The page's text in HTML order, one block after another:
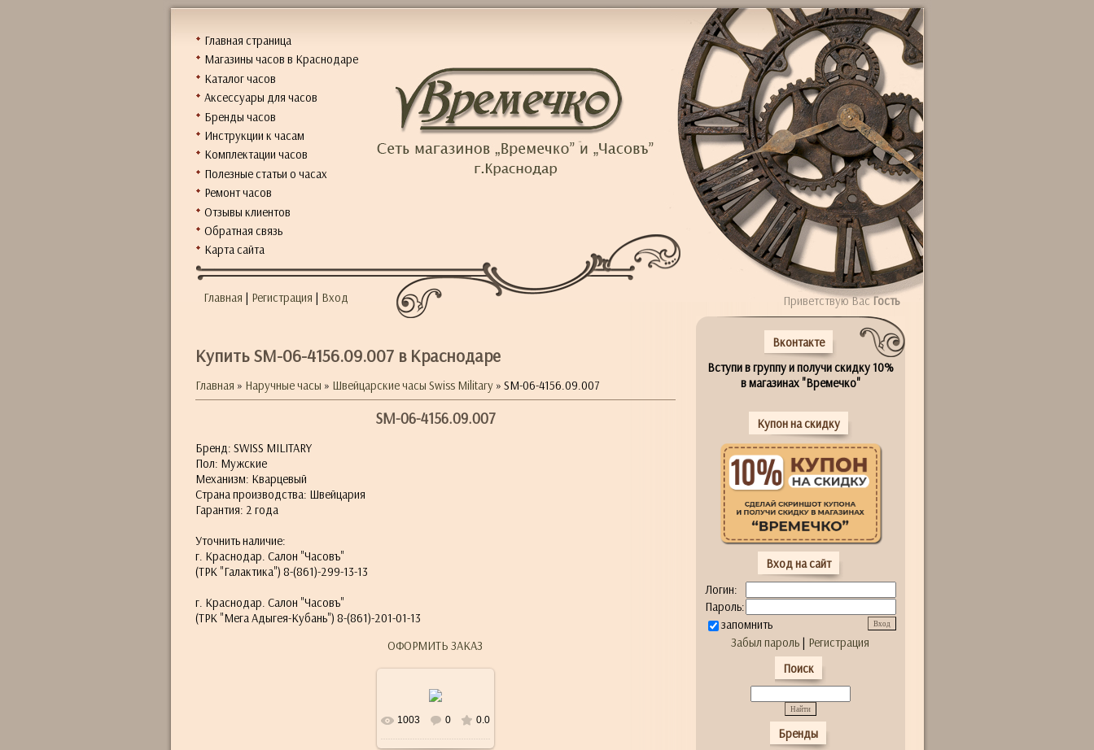
Главная страница
Магазины часов в Краснодаре
Каталог часов
Аксессуары для часов
Бренды часов
Инструкции к часам
Комплектации часов
Полезные статьи о часах
Ремонт часов
Отзывы клиентов
Обратная связь
Карта сайта
Главная | Регистрация | Вход
Купить SM-06-4156.09.007 в Краснодаре
Главная » Наручные часы » Швейцарские часы Swiss Military» SM-06-4156.09.007
SM-06-4156.09.007
Бренд: SWISS MILITARY
Пол: Мужские
Механизм: Кварцевый
Страна производства: Швейцария
Гарантия: 2 года
Уточнить наличие:
г. Краснодар. Салон "Часовъ"
(ТРК "Галактика") 8-(861)-299-13-13
г. Краснодар. Салон "Часовъ"
(ТРК "Мега Адыгея-Кубань") 8-(861)-201-01-13
ОФОРМИТЬ ЗАКАЗ
1003 0 0.0
Приветствую ВасГость
Вконтакте
Вступи в группу и получи скидку 10%
в магазинах "Времечко"
Купон на скидку
Вход на сайт
Логин:
Пароль:
запомнить
Забыл пароль | Регистрация
Поиск
Бренды